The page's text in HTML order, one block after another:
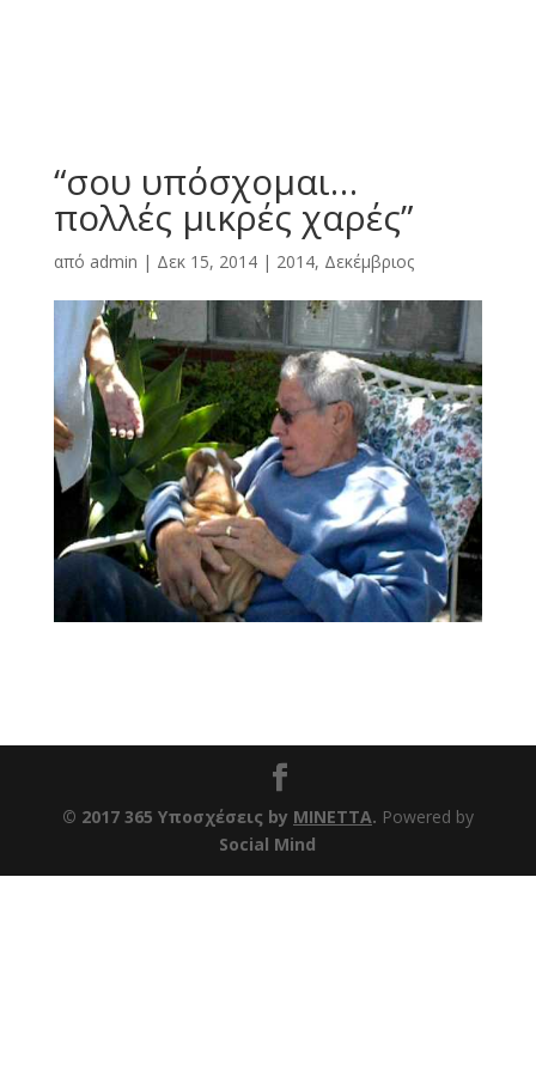
“σου υπόσχομαι…
πολλές μικρές χαρές”
από admin | Δεκ 15, 2014| 2014, Δεκέμβριος
© 2017 365 Υποσχέσεις by ΜΙΝΕΤΤΑ. Powered by
Social Mind